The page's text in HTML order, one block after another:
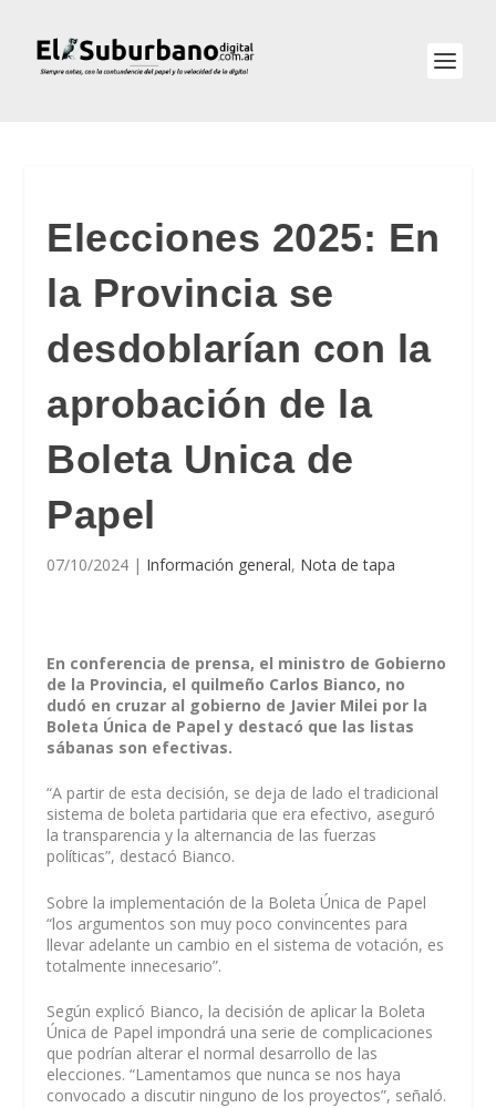
Elecciones 2025: En
la Provincia se
desdoblarían con la
aprobación de la
Boleta Unica de
Papel
07/10/2024 | Información general, Nota de tapa
En conferencia de prensa, el ministro de Gobierno
de la Provincia, el quilmeño Carlos Bianco, no
dudó en cruzar al gobierno de Javier Milei por la
Boleta Única de Papel y destacó que las listas
sábanas son efectivas.
“A partir de esta decisión, se deja de lado el tradicional
sistema de boleta partidaria que era efectivo, aseguró
la transparencia y la alternancia de las fuerzas
políticas”, destacó Bianco.
Sobre la implementación de la Boleta Única de Papel
“los argumentos son muy poco convincentes para
llevar adelante un cambio en el sistema de votación, es
totalmente innecesario”.
Según explicó Bianco, la decisión de aplicar la Boleta
Única de Papel impondrá una serie de complicaciones
que podrían alterar el normal desarrollo de las
elecciones. “Lamentamos que nunca se nos haya
convocado a discutir ninguno de los proyectos”, señaló.